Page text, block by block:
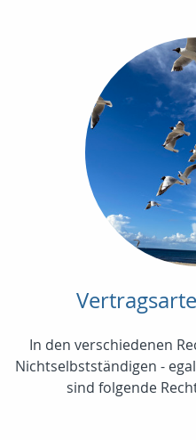
In den verschiedenen
Nichtselbstständigen -
sind folgende